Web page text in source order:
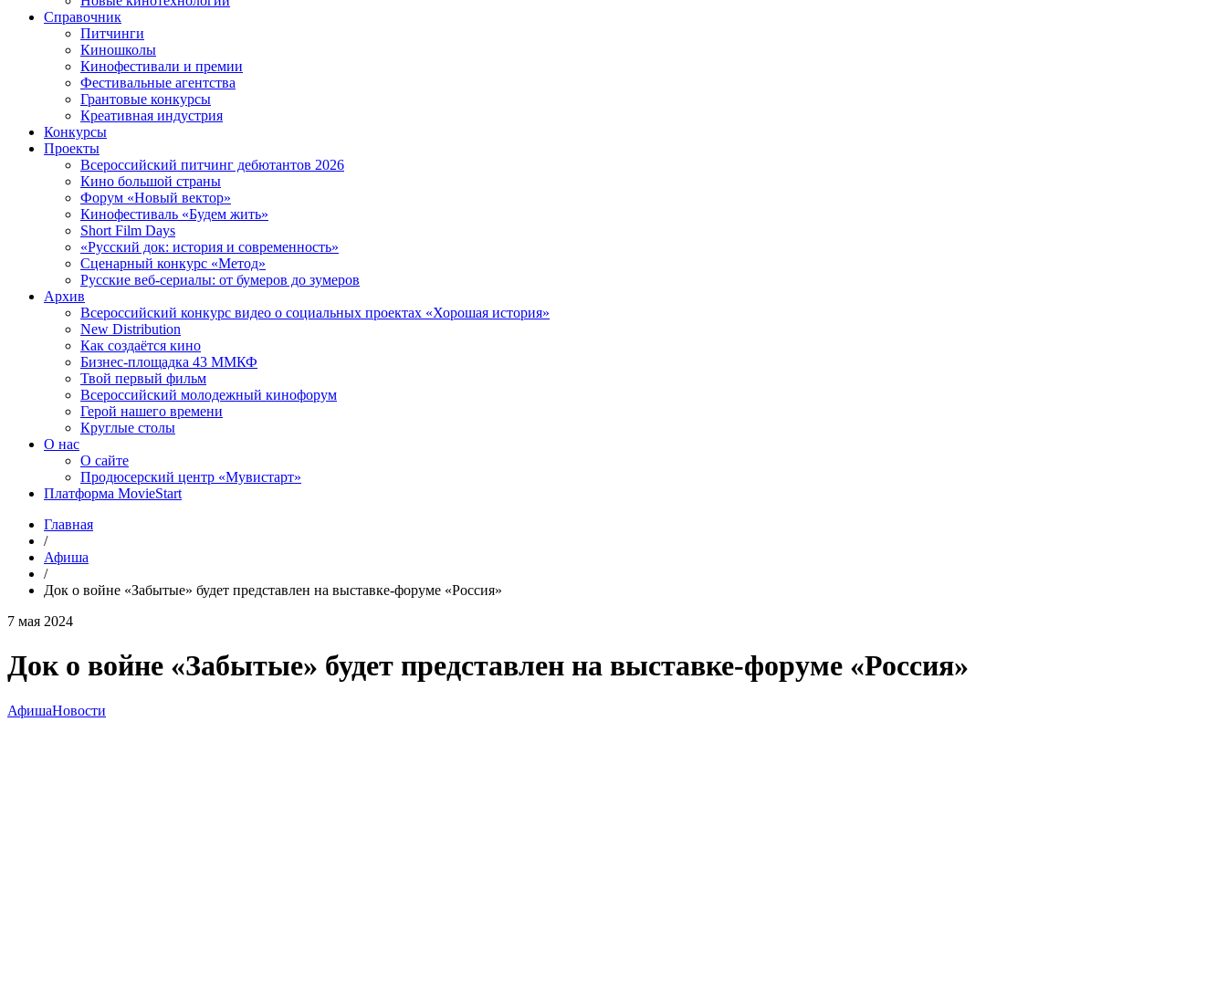
Справочник
Питчинги
Киношколы
Кинофестивали и премии
Фестивальные агентства
Грантовые конкурсы
Креативная индустрия
Конкурсы
Проекты
Всероссийский питчинг дебютантов 2026
Кино большой страны
Форум «Новый вектор»
Кинофестиваль «Будем жить»
Short Film Days
«Русский док: история и современность»
Сценарный конкурс «Метод»
Русские веб-сериалы: от бумеров до зумеров
Архив
Всероссийский конкурс видео о социальных проектах «Хорошая история»
New Distribution
Как создаётся кино
Бизнес-площадка 43 ММКФ
Твой первый фильм
Всероссийский молодежный кинофорум
Герой нашего времени
Круглые столы
О нас
О сайте
Продюсерский центр «Мувистарт»
Платформа MovieStart
Главная
/
Афиша
/
Док о войне «Забытые» будет представлен на выставке-форуме «Россия»
7 мая 2024
Док о войне «Забытые» будет представлен на выставке-форуме «Россия»
АфишаНовости